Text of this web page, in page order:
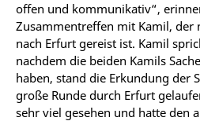
offen und kommunikativ“,
Zusammentreffen mit Kamil, der
nach Erfurt gereist ist. Kamil
nachdem die beiden Kamils
haben, stand die Erkundung der
große Runde durch Erfurt
sehr viel gesehen und hatte den